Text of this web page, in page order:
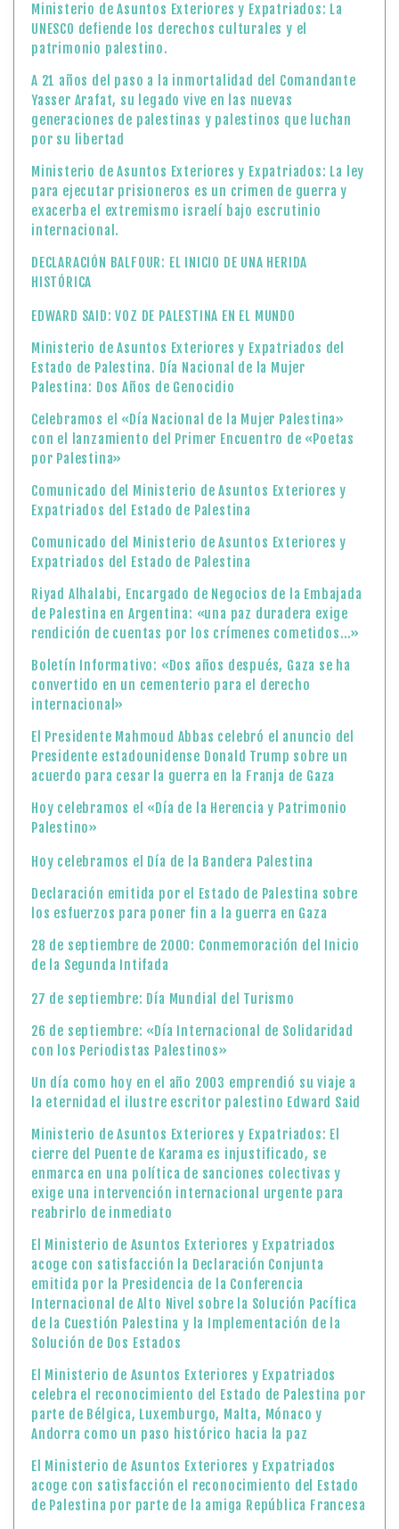
Ministerio de Asuntos Exteriores y Expatriados: La
UNESCO defiende los derechos culturales y el
patrimonio palestino.
A 21 años del paso a la inmortalidad del Comandante
Yasser Arafat, su legado vive en las nuevas
generaciones de palestinas y palestinos que luchan
por su libertad
Ministerio de Asuntos Exteriores y Expatriados: La ley
para ejecutar prisioneros es un crimen de guerra y
exacerba el extremismo israelí bajo escrutinio
internacional.
DECLARACIÓN BALFOUR: EL INICIO DE UNA HERIDA
HISTÓRICA
EDWARD SAID: VOZ DE PALESTINA EN EL MUNDO
Ministerio de Asuntos Exteriores y Expatriados del
Estado de Palestina. Día Nacional de la Mujer
Palestina: Dos Años de Genocidio
Celebramos el «Día Nacional de la Mujer Palestina»
con el lanzamiento del Primer Encuentro de «Poetas
por Palestina»
Comunicado del Ministerio de Asuntos Exteriores y
Expatriados del Estado de Palestina
Comunicado del Ministerio de Asuntos Exteriores y
Expatriados del Estado de Palestina
Riyad Alhalabi, Encargado de Negocios de la Embajada
de Palestina en Argentina: «una paz duradera exige
rendición de cuentas por los crímenes cometidos…»
Boletín Informativo: «Dos años después, Gaza se ha
convertido en un cementerio para el derecho
internacional»
El Presidente Mahmoud Abbas celebró el anuncio del
Presidente estadounidense Donald Trump sobre un
acuerdo para cesar la guerra en la Franja de Gaza
Hoy celebramos el «Día de la Herencia y Patrimonio
Palestino»
Hoy celebramos el Día de la Bandera Palestina
Declaración emitida por el Estado de Palestina sobre
los esfuerzos para poner fin a la guerra en Gaza
28 de septiembre de 2000: Conmemoración del Inicio
de la Segunda Intifada
27 de septiembre: Día Mundial del Turismo
26 de septiembre: «Día Internacional de Solidaridad
con los Periodistas Palestinos»
Un día como hoy en el año 2003 emprendió su viaje a
la eternidad el ilustre escritor palestino Edward Said
Ministerio de Asuntos Exteriores y Expatriados: El
cierre del Puente de Karama es injustificado, se
enmarca en una política de sanciones colectivas y
exige una intervención internacional urgente para
reabrirlo de inmediato
El Ministerio de Asuntos Exteriores y Expatriados
acoge con satisfacción la Declaración Conjunta
emitida por la Presidencia de la Conferencia
Internacional de Alto Nivel sobre la Solución Pacífica
de la Cuestión Palestina y la Implementación de la
Solución de Dos Estados
El Ministerio de Asuntos Exteriores y Expatriados
celebra el reconocimiento del Estado de Palestina por
parte de Bélgica, Luxemburgo, Malta, Mónaco y
Andorra como un paso histórico hacia la paz
El Ministerio de Asuntos Exteriores y Expatriados
acoge con satisfacción el reconocimiento del Estado
de Palestina por parte de la amiga República Francesa